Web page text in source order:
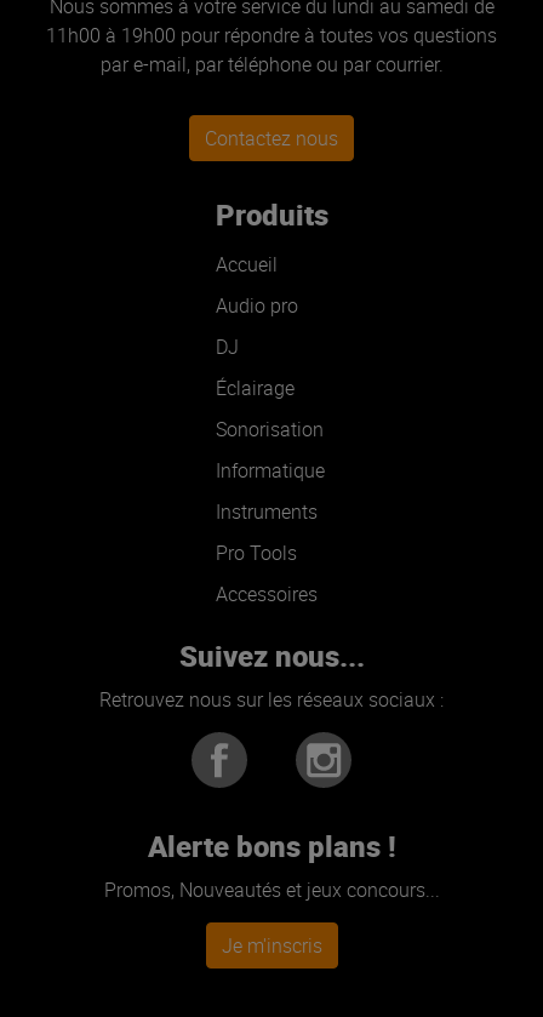
Nous sommes à votre service du lundi au samedi de
11h00 à 19h00 pour répondre à toutes vos questions
par e-mail, par téléphone ou par courrier.
Contactez nous
Produits
Accueil
Audio pro
DJ
Éclairage
Sonorisation
Informatique
Instruments
Pro Tools
Accessoires
Suivez nous...
Retrouvez nous sur les réseaux sociaux :
Alerte bons plans !
Promos, Nouveautés et jeux concours...
Je m'inscris